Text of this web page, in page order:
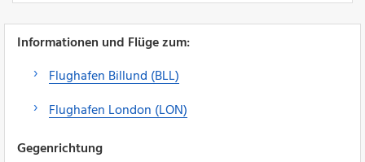
Informationen und Flüge zum:
Flughafen Billund (BLL)
Flughafen London (LON)
Gegenrichtung